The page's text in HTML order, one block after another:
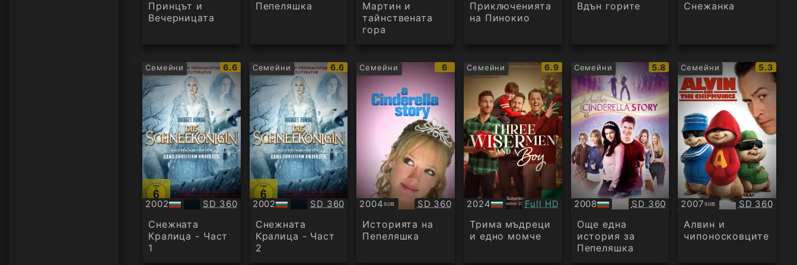
Принцът и
Вечерницата
Пепеляшка
Мартин и
тайнствената
гора
Приключенията
на Пинокио
Вдън горите Снежанка
Семейни
IMDb
рейтинг:
6.6
2002
БГ
аудио
Качество:
SD 360
Снежната
Кралица - Част
1
Семейни
IMDb
рейтинг:
6.6
2002
БГ
аудио
Качество:
SD 360
Снежната
Кралица - Част
2
Семейни
IMDb
рейтинг:
6
2004SUB
Субтитри Качество:
SD 360
Историята на
Пепеляшка
Семейни
IMDb
рейтинг:
6.9
2024
БГ
аудио
Качество:
Full HD
Трима мъдреци
и едно момче
Семейни
IMDb
рейтинг:
5.8
2008
БГ
аудио
Качество:
SD 360
Още една
история за
Пепеляшка
Семейни
IMDb
5.3
2007SUB
Субтитри Качество:
SD 360
Алвин и
чипоносковците